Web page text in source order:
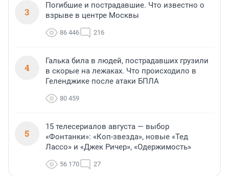
3
Погибшие и пострадавшие. Что известно о
взрыве в центре Москвы
86 446 216
4
Галька била в людей, пострадавших грузили
в скорые на лежаках. Что происходило в
Геленджике после атаки БПЛА
80 459
5
15 телесериалов августа — выбор
«Фонтанки»: «Коп-звезда», новые «Тед
Лассо» и «Джек Ричер», «Одержимость»
56 170 27